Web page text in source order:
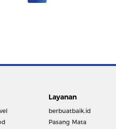
Layanan
berbuatbaik.id
Pasang Mata